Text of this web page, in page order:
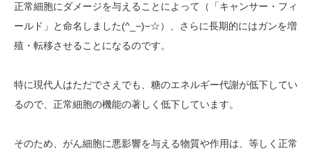
正常細胞にダメージを与えることによって（「キャンサー・フィ
ールド」と命名しました(^_−)−☆）、さらに長期的にはガンを増
殖・転移させることになるのです。
特に現代人はただでさえでも、糖のエネルギー代謝が低下してい
るので、正常細胞の機能の著しく低下しています。
そのため、がん細胞に悪影響を与える物質や作用は、等しく正常